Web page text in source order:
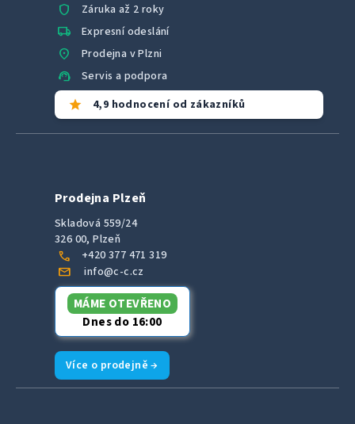
shield Záruka až 2 roky
local_shipping Expresní odeslání
location_on Prodejna v Plzni
support_agent Servis a podpora
star 4,9 hodnocení od zákazníků
Prodejna Plzeň
Skladová 559/24
326 00, Plzeň
call +420 377 471 319
mail info@c-c.cz
MÁME OTEVŘENO
Dnes do 16:00
Více o prodejně →